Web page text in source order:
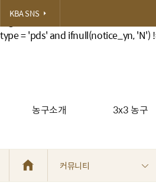
select a.idx, title, notice_yn,
reg_date, b.name, (select count(*)
type = 'pds' and ifnull(notice_yn, 'N')
농구소개 3x3 농구
KBA SNS
커뮤니티